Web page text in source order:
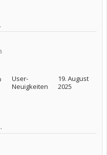
User-
Neuigkeiten
19. August
2025